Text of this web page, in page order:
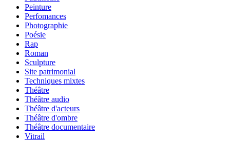
Peinture
Perfomances
Photographie
Poésie
Rap
Roman
Sculpture
Site patrimonial
Techniques mixtes
Théâtre
Théâtre audio
Théâtre d'acteurs
Théâtre d'ombre
Théâtre documentaire
Vitrail